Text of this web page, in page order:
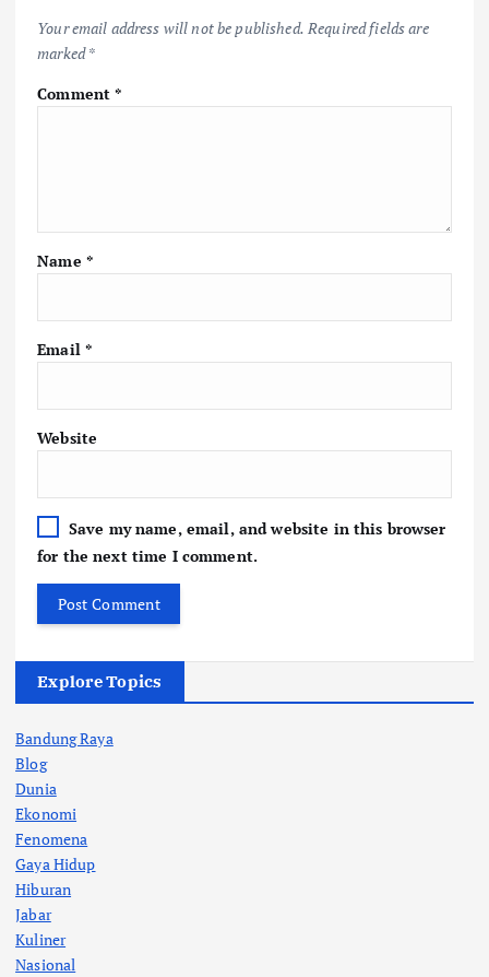
k p k
Your email address will not be published. Required fields are
marked*
Comment*
Name *
Email *
Website
Save my name, email, and website in this browser
for the next time I comment.
Explore Topics
Bandung Raya
Blog
Dunia
Ekonomi
Fenomena
Gaya Hidup
Hiburan
Jabar
Kuliner
Nasional